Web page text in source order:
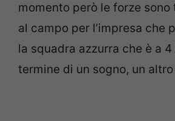
momento però le forze
al campo per l’impresa che
la squadra azzurra che è a
termine di un sogno, un